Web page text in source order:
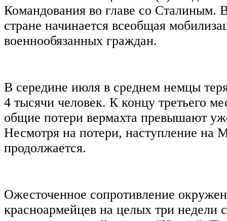
Командования во главе со Сталиным.
стране начинается всеобщая
военнообязанных граждан.
В середине июля в среднем немцы
4 тысячи человек. К концу третьего
общие потери вермахта превышают
Несмотря на потери, наступление на
продолжается.
Ожесточенное сопротивление
красноармейцев на целых три недели